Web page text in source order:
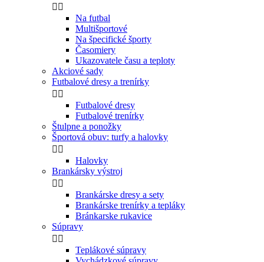
 
Na futbal
Multišportové
Na špecifické športy
Časomiery
Ukazovatele času a teploty
Akciové sady
Futbalové dresy a trenírky
 
Futbalové dresy
Futbalové trenírky
Štulpne a ponožky
Športová obuv: turfy a halovky
 
Halovky
Brankársky výstroj
 
Brankárske dresy a sety
Brankárske trenírky a tepláky
Bránkarske rukavice
Súpravy
 
Teplákové súpravy